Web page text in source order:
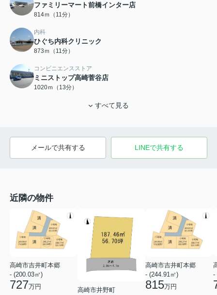
ファミリーマート前橋インター店
814ｍ（11分）
内科
ひぐち内科クリニック
873ｍ（11分）
コンビニエンスストア
ミニストップ高崎菅谷店
1020ｍ（13分）
すべて見る
メールで共有する LINEで共有する
近隣の物件
高崎市吉井町本郷
- (200.03㎡)
727万円
高崎市井野町
高崎市吉井町本郷
- (244.91㎡)
815万円
-